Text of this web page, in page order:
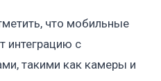
что мобильные
интеграцию с
такими как камеры и